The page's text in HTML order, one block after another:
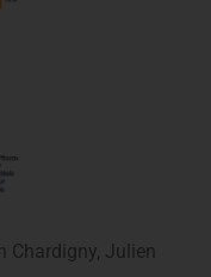
Chardigny, Julien